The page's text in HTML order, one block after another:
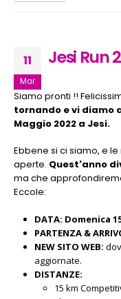
11
Mar
Jesi Run
Siamo pronti !!
tornando e vi diamo
Maggio 2022 a Jesi.
Ebbene si ci siamo, e
aperte. Quest'anno
ma che
Eccole:
DATA: Domenica
PARTENZA &
NEW SITO WEB:
aggiornate.
DISTANZE:
15 km